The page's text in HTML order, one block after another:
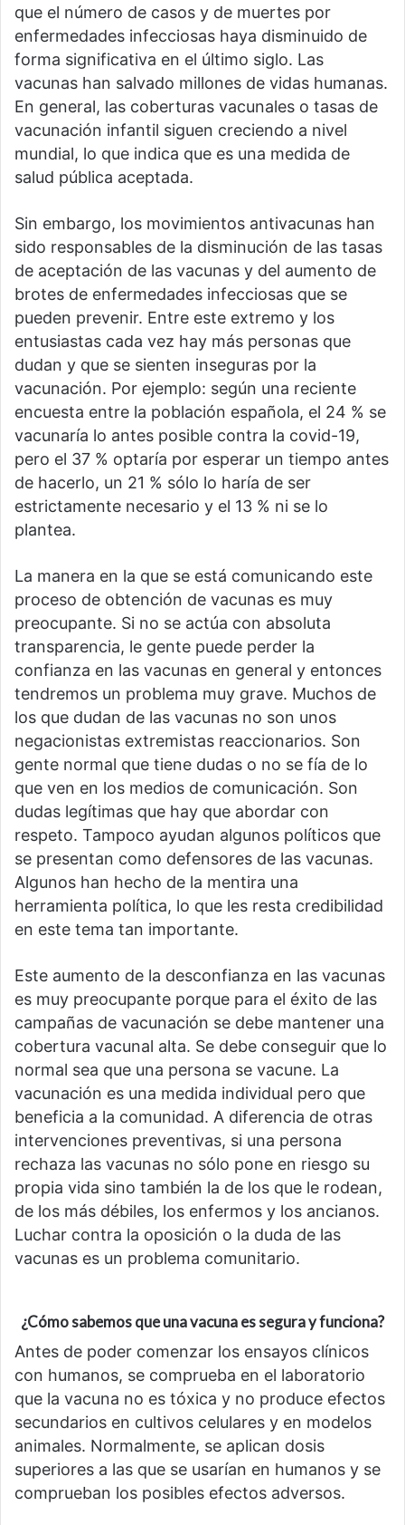
que el número de casos y de muertes por
enfermedades infecciosas haya disminuido de
forma significativa en el último siglo. Las
vacunas han salvado millones de vidas humanas.
En general, las coberturas vacunales o tasas de
vacunación infantil siguen creciendo a nivel
mundial, lo que indica que es una medida de
salud pública aceptada.
Sin embargo, los movimientos antivacunas han
sido responsables de la disminución de las tasas
de aceptación de las vacunas y del aumento de
brotes de enfermedades infecciosas que se
pueden prevenir. Entre este extremo y los
entusiastas cada vez hay más personas que
dudan y que se sienten inseguras por la
vacunación. Por ejemplo: según una reciente
encuesta entre la población española, el 24 % se
vacunaría lo antes posible contra la covid-19,
pero el 37 % optaría por esperar un tiempo antes
de hacerlo, un 21 % sólo lo haría de ser
estrictamente necesario y el 13 % ni se lo
plantea.
La manera en la que se está comunicando este
proceso de obtención de vacunas es muy
preocupante. Si no se actúa con absoluta
transparencia, le gente puede perder la
confianza en las vacunas en general y entonces
tendremos un problema muy grave. Muchos de
los que dudan de las vacunas no son unos
negacionistas extremistas reaccionarios. Son
gente normal que tiene dudas o no se fía de lo
que ven en los medios de comunicación. Son
dudas legítimas que hay que abordar con
respeto. Tampoco ayudan algunos políticos que
se presentan como defensores de las vacunas.
Algunos han hecho de la mentira una
herramienta política, lo que les resta credibilidad
en este tema tan importante.
Este aumento de la desconfianza en las vacunas
es muy preocupante porque para el éxito de las
campañas de vacunación se debe mantener una
cobertura vacunal alta. Se debe conseguir que lo
normal sea que una persona se vacune. La
vacunación es una medida individual pero que
beneficia a la comunidad. A diferencia de otras
intervenciones preventivas, si una persona
rechaza las vacunas no sólo pone en riesgo su
propia vida sino también la de los que le rodean,
de los más débiles, los enfermos y los ancianos.
Luchar contra la oposición o la duda de las
vacunas es un problema comunitario.
¿Cómo sabemos que una vacuna es segura y funciona?
Antes de poder comenzar los ensayos clínicos
con humanos, se comprueba en el laboratorio
que la vacuna no es tóxica y no produce efectos
secundarios en cultivos celulares y en modelos
animales. Normalmente, se aplican dosis
superiores a las que se usarían en humanos y se
comprueban los posibles efectos adversos.